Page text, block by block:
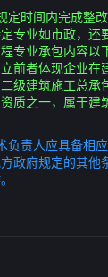
时间内完成整
专业如市政，
专业承包内容
前者体现企业
级建筑施工总
质之一，属于
责人应具备相
政府规定的其